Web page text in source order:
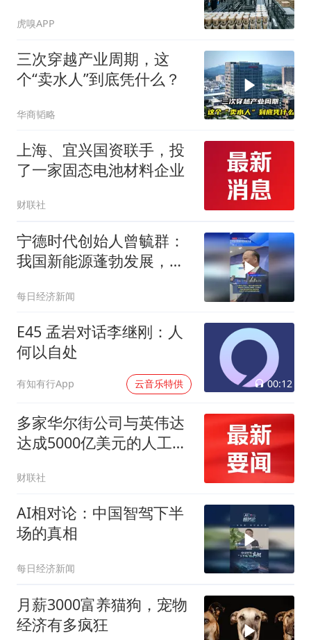
虎嗅APP
三次穿越产业周期，这
个“卖水人”到底凭什么？
华商韬略
上海、宜兴国资联手，投
了一家固态电池材料企业
财联社
宁德时代创始人曾毓群：
我国新能源蓬勃发展，上
每日经济新闻
E45 孟岩对话李继刚：人
何以自处
有知有行App 云音乐特供 00:12
多家华尔街公司与英伟达
达成5000亿美元的人工智
财联社
AI相对论：中国智驾下半
场的真相
每日经济新闻
月薪3000富养猫狗，宠物
经济有多疯狂